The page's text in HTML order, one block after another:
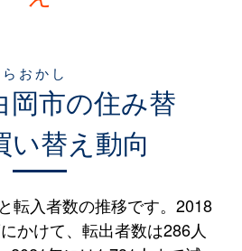
岡市
らおかし
の住み替
い替え動向
転入者数の推移です。2018
かけて、転出者数は286人